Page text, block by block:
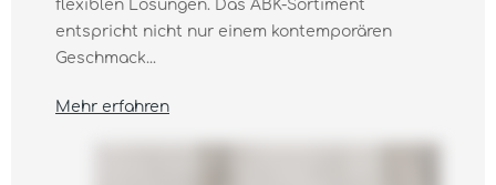
flexiblen Lösungen. Das ABK-Sortiment
entspricht nicht nur einem kontemporären
Geschmack...
Mehr erfahren